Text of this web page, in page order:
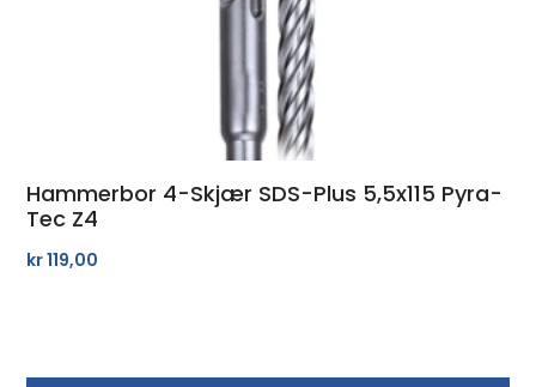
Hammerbor 4-Skjær SDS-Plus 5,5x115 Pyra-
Tec Z4
kr119,00